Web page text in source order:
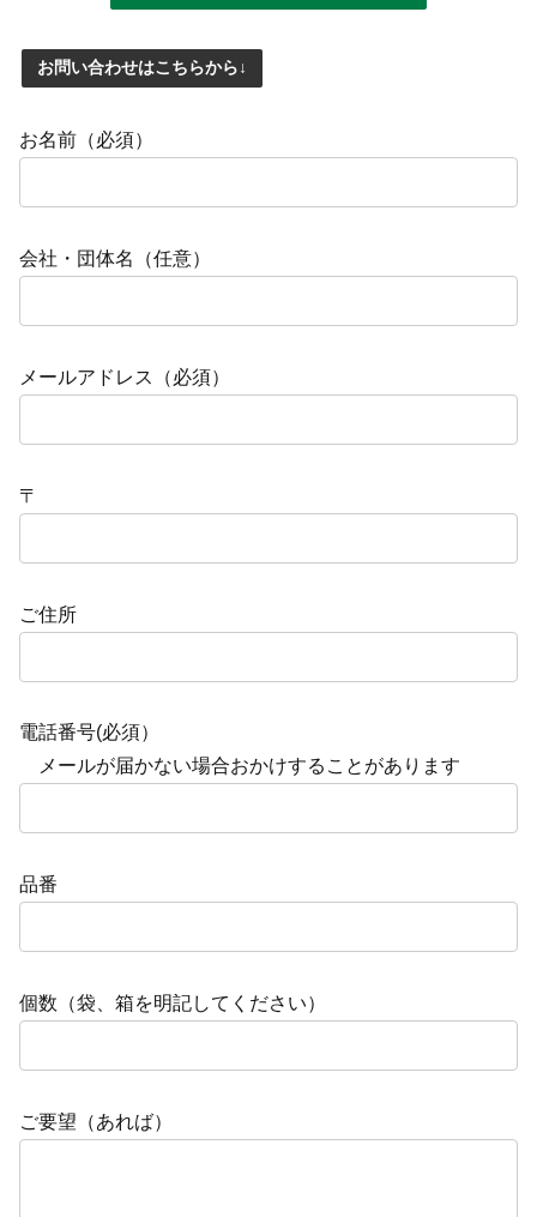
お問い合わせはこちらから↓
お名前（必須）
会社・団体名（任意）
メールアドレス（必須）
〒
ご住所
電話番号(必須）
メールが届かない場合おかけすることがあります
品番
個数（袋、箱を明記してください）
ご要望（あれば）